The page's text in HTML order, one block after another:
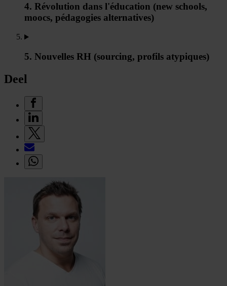
4. Révolution dans l'éducation (new schools,
moocs, pédagogies alternatives)
5. Nouvelles RH (sourcing, profils atypiques)
Deel